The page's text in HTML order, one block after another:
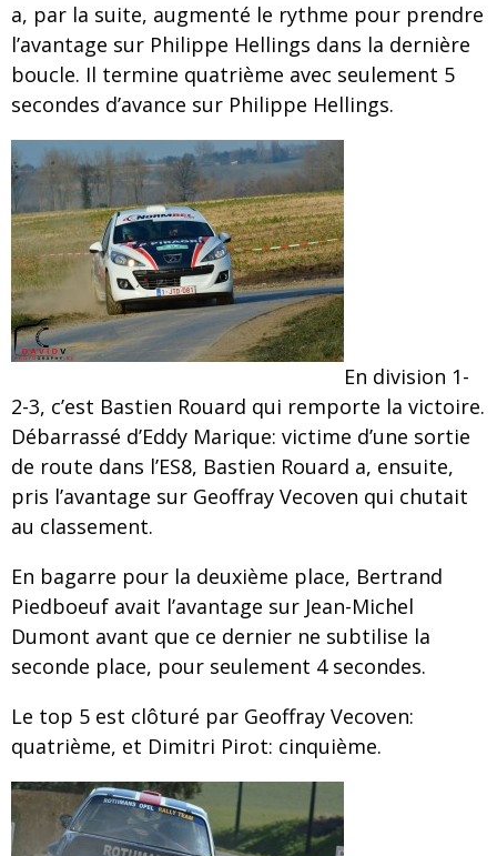
a, par la suite, augmenté le rythme pour prendre
l’avantage sur Philippe Hellings dans la dernière
boucle. Il termine quatrième avec seulement 5
secondes d’avance sur Philippe Hellings.
En division 1-
2-3, c’est Bastien Rouard qui remporte la victoire.
Débarrassé d’Eddy Marique: victime d’une sortie
de route dans l’ES8, Bastien Rouard a, ensuite,
pris l’avantage sur Geoffray Vecoven qui chutait
au classement.
En bagarre pour la deuxième place, Bertrand
Piedboeuf avait l’avantage sur Jean-Michel
Dumont avant que ce dernier ne subtilise la
seconde place, pour seulement 4 secondes.
Le top 5 est clôturé par Geoffray Vecoven:
quatrième, et Dimitri Pirot: cinquième.